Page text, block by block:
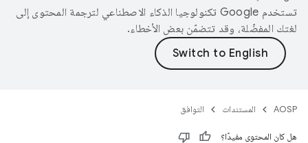
تستخدم Google تكنولوجيا الذكاء الاصطناعي لترجمة المحتوى إلى
لغتك المفضّلة، وقد تتضمّن بعض الأخطاء.
AOSP المستندات التوافق
هل كان المحتوى مفيدًا؟